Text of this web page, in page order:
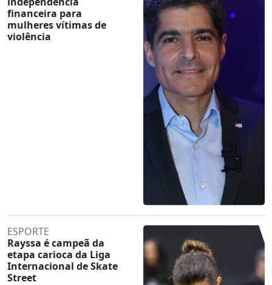
financeira para
mulheres vítimas de
violência
ESPORTE
Rayssa é campeã da
etapa carioca da Liga
Internacional de Skate
Street